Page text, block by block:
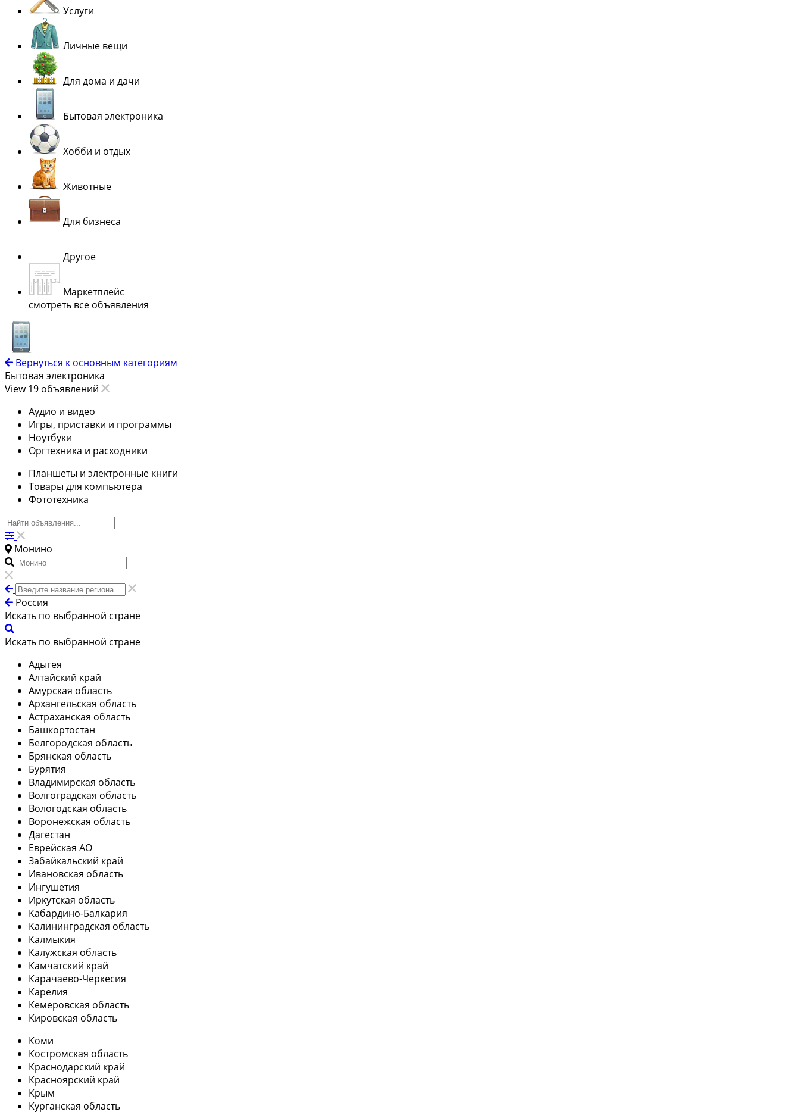
Услуги
Личные вещи
Для дома и дачи
Бытовая электроника
Хобби и отдых
Животные
Для бизнеса
Другое
Маркетплейс
смотреть все объявления
Вернуться к основным категориям
Бытовая электроника
View 19 объявлений
Аудио и видео
Игры, приставки и программы
Ноутбуки
Оргтехника и расходники
Планшеты и электронные книги
Товары для компьютера
Фототехника
Монино
Россия
Искать по выбранной стране
Искать по выбранной стране
Адыгея
Алтайский край
Амурская область
Архангельская область
Астраханская область
Башкортостан
Белгородская область
Брянская область
Бурятия
Владимирская область
Волгоградская область
Вологодская область
Воронежская область
Дагестан
Еврейская АО
Забайкальский край
Ивановская область
Ингушетия
Иркутская область
Кабардино-Балкария
Калининградская область
Калмыкия
Калужская область
Камчатский край
Карачаево-Черкесия
Карелия
Кемеровская область
Кировская область
Коми
Костромская область
Краснодарский край
Красноярский край
Крым
Курганская область